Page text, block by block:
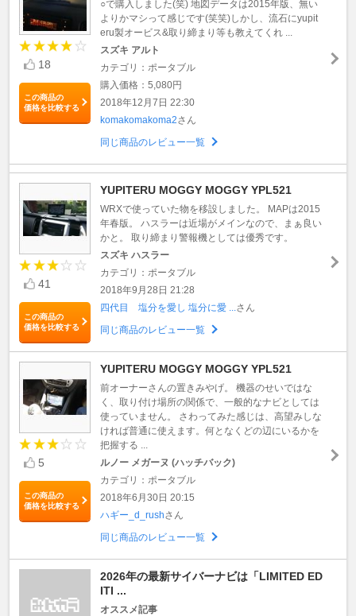
18
この商品の
価格を比較する
○で購入しました(笑) 地図データは2015年版、無い
よりかマシって感じです(笑笑)しかし、流石にyupit
eru製オービス&取り締まり等も教えてくれ ...
スズキ アルト
カテゴリ：ポータブル
購入価格：5,080円
2018年12月7日 22:30
komakomakoma2さん
同じ商品のレビュー一覧
41
この商品の
価格を比較する
YUPITERU MOGGY MOGGY YPL521
WRXで使っていた物を移設しました。 MAPは2015
年春版。 ハスラーは近場がメインなので、まぁ良い
かと。 取り締まり警報機としては優秀です。
スズキ ハスラー
カテゴリ：ポータブル
2018年9月28日 21:28
四代目 塩分を愛し 塩分に愛 ... さん
同じ商品のレビュー一覧
5
この商品の
価格を比較する
YUPITERU MOGGY MOGGY YPL521
前オーナーさんの置きみやげ。 機器のせいではな
く、取り付け場所の関係で、一般的なナビとしては
使っていません。 さわってみた感じは、高望みしな
ければ普通に使えます。何となくどの辺にいるかを
把握する ...
ルノー メガーヌ (ハッチバック)
カテゴリ：ポータブル
2018年6月30日 20:15
ハギー_d_rushさん
同じ商品のレビュー一覧
2026年の最新サイバーナビは「LIMITED ED
ITI ...
オススメ記事